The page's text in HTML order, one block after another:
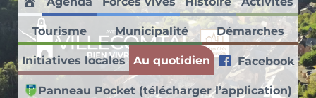
Passer au contenu principal
Skip to header right navigation
Skip to site footer
Villecomtal en Aveyron
Découvrez ce village médiéval faisant partie des Petites Cités de
Accueil
Tourisme Municipalité Démarches
Initiatives locales Au quotidien Facebook
Panneau Pocket (télécharger l’application)